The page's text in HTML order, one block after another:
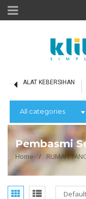
ALAT KEBERSIHAN
All categories
Pembasmi
Home / RUMAH